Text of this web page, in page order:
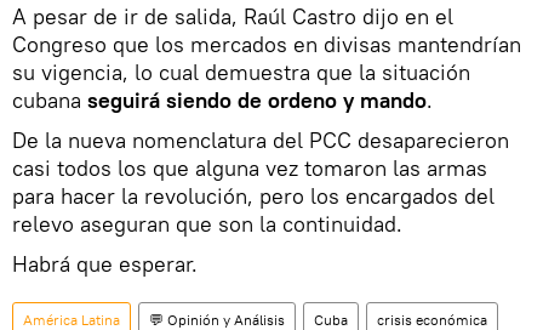
A pesar de ir de salida, Raúl Castro dijo en el
Congreso que los mercados en divisas mantendrían
su vigencia, lo cual demuestra que la situación
cubana seguirá siendo de ordeno y mando.
De la nueva nomenclatura del PCC desaparecieron
casi todos los que alguna vez tomaron las armas
para hacer la revolución, pero los encargados del
relevo aseguran que son la continuidad.
Habrá que esperar.
América Latina 💬 Opinión y Análisis Cuba crisis económica